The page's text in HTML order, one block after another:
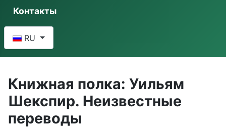
Контакты
RU
Книжная полка: Уильям
Шекспир. Неизвестные
переводы